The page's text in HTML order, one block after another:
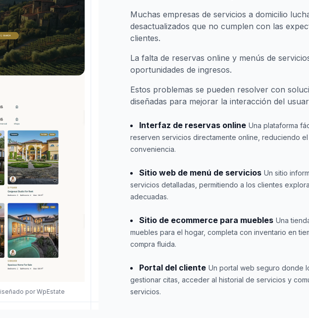
por WpEstate
Muchas empresas de servicios a domicilio
desactualizados que no cumplen con las
clientes.
La falta de reservas online y menús de
oportunidades de ingresos.
Estos problemas se pueden resolver con
diseñadas para mejorar la interacción del
Interfaz de reservas online Una plataforma
reserven servicios directamente online, reduciendo el
conveniencia.
Sitio web de menú de servicios Un sitio
servicios detalladas, permitiendo a los clientes
adecuadas.
Sitio de ecommerce para muebles Una
muebles para el hogar, completa con inventario en
compra fluida.
Portal del cliente Un portal web seguro donde
gestionar citas, acceder al historial de servicios y
servicios.